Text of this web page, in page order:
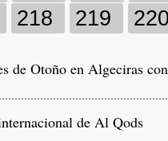
218 219
de Otoño en Algeciras
de Al Qods